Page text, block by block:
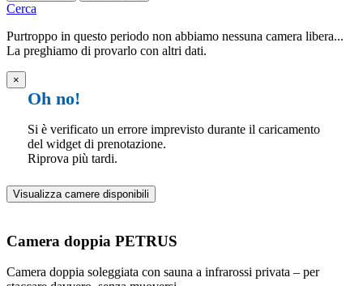
Cerca
Purtroppo in questo periodo non abbiamo nessuna camera libera...
La preghiamo di provarlo con altri dati.
×
Oh no!
Si è verificato un errore imprevisto durante il caricamento
del widget di prenotazione.
Riprova più tardi.
Visualizza camere disponibili
Camera doppia PETRUS
Camera doppia soleggiata con sauna a infrarossi privata – per